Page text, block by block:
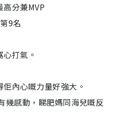
分兼MVP
9名
打氣。
內心嘅力量好強大。
幾感動，睇肥媽同海兒嘅反